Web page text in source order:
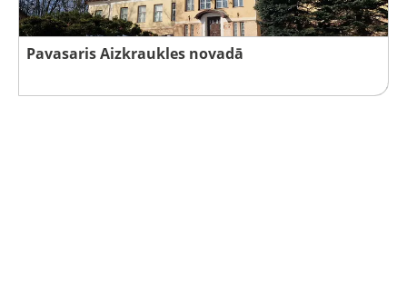
Pavasaris Aizkraukles novadā